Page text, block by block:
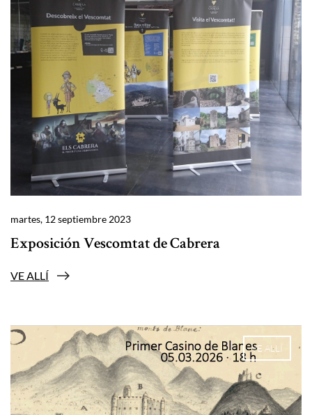
martes, 12 septiembre 2023
Exposición Vescomtat de Cabrera
VE ALLÍ
VE ALLÍ